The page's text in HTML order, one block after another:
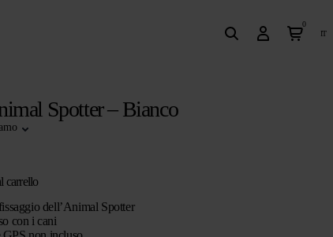
0
it
Spotter – Bianco
carrello
dell’Animal Spotter
con i cani